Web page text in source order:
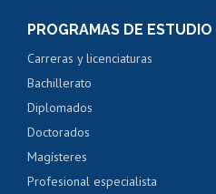
PROGRAMAS DE ESTUDIO
Carreras y licenciaturas
Bachillerato
Diplomados
Doctorados
Magísteres
Profesional especialista